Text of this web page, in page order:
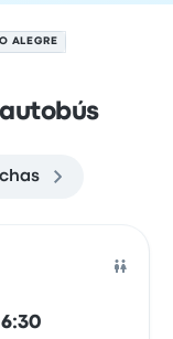
ALEGRE
6:30